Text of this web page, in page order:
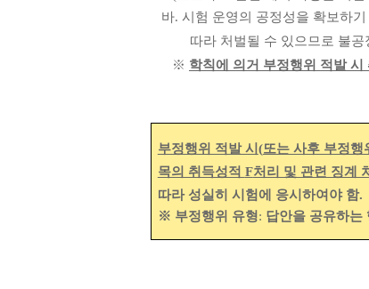
바. 시험 운영의 공정성을 확보하
따라 처벌될 수 있으므로 불공정
※ 학칙에 의거 부정행위 적발 시
부정행위 적발 시 (또는 사후 부정행
목의 취득성적 F처리 및 관련 징계
따라 성실히 시험에 응시하여야 함.
※ 부정행위 유형: 답안을 공유하는